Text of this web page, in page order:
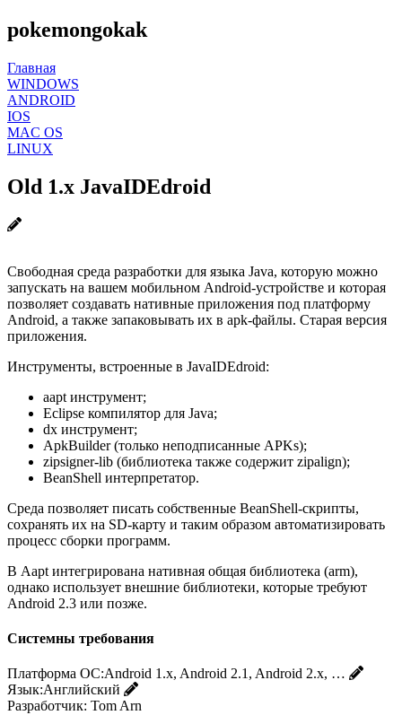
pokemongokak
Главная
WINDOWS
ANDROID
IOS
MAC OS
LINUX
Old 1.x JavaIDEdroid
Свободная среда разработки для языка Java, которую можно
запускать на вашем мобильном Android-устройстве и которая
позволяет создавать нативные приложения под платформу
Android, а также запаковывать их в apk-файлы. Старая версия
приложения.
Инструменты, встроенные в JavaIDEdroid:
aapt инструмент;
Eclipse компилятор для Java;
dx инструмент;
ApkBuilder (только неподписанные APKs);
zipsigner-lib (библиотека также содержит zipalign);
BeanShell интерпретатор.
Среда позволяет писать собственные BeanShell-скрипты,
сохранять их на SD-карту и таким образом автоматизировать
процесс сборки программ.
В Aapt интегрирована нативная общая библиотека (arm),
однако использует внешние библиотеки, которые требуют
Android 2.3 или позже.
Системны требования
Платформа ОС:Android 1.x, Android 2.1, Android 2.x, …
Язык:Английский
Разработчик: Tom Arn